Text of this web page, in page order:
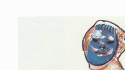
geaccepteerd worden door collega’s?”